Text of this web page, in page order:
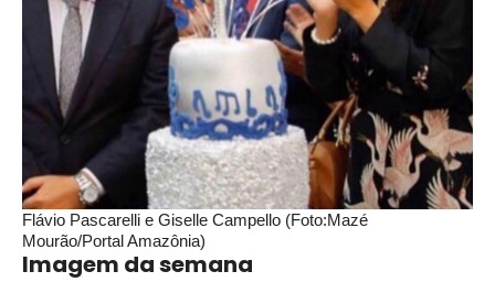
Flávio Pascarelli e Giselle Campello (Foto:Mazé
Mourão/Portal Amazônia)
Imagem da semana